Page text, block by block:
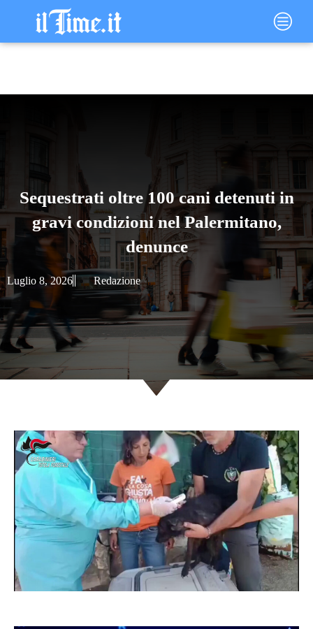
contenuto
Main
Menu
Sequestrati oltre 100 cani detenuti in
gravi condizioni nel Palermitano,
denunce
Luglio 8, 2026 Redazione